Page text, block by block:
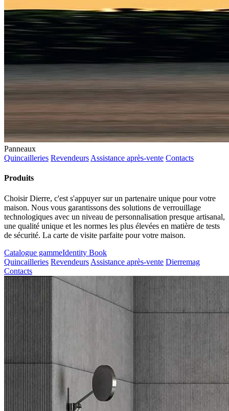
Panneaux
Quincailleries Revendeurs Assistance après-vente Contacts
Produits
Choisir Dierre, c'est s'appuyer sur un partenaire unique pour votre
maison. Nous vous garantissons des solutions de verrouillage
technologiques avec un niveau de personnalisation presque artisanal,
une qualité unique et les normes les plus élevées en matière de tests
de sécurité. La carte de visite parfaite pour votre maison.
Catalogue gammeIdentity Book
Quincailleries Revendeurs Assistance après-vente Dierremag
Contacts